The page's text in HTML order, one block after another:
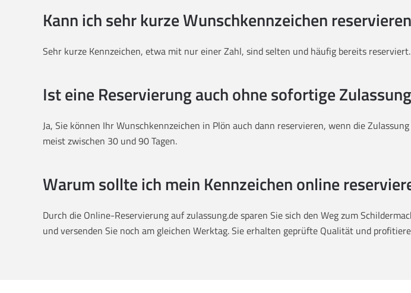
Kann ich sehr kurze Wunschkennzeichen
Sehr kurze Kennzeichen, etwa mit nur einer Zahl, sind selten und häufig bereits
Ist eine Reservierung auch ohne sofortige
Ja, Sie können Ihr Wunschkennzeichen in Plön auch dann reservieren, wenn die
meist zwischen 30 und 90 Tagen.
Warum sollte ich mein Kennzeichen online
Durch die Online-Reservierung auf zulassung.de sparen Sie sich den Weg zum
und versenden Sie noch am gleichen Werktag. Sie erhalten geprüfte Qualität und